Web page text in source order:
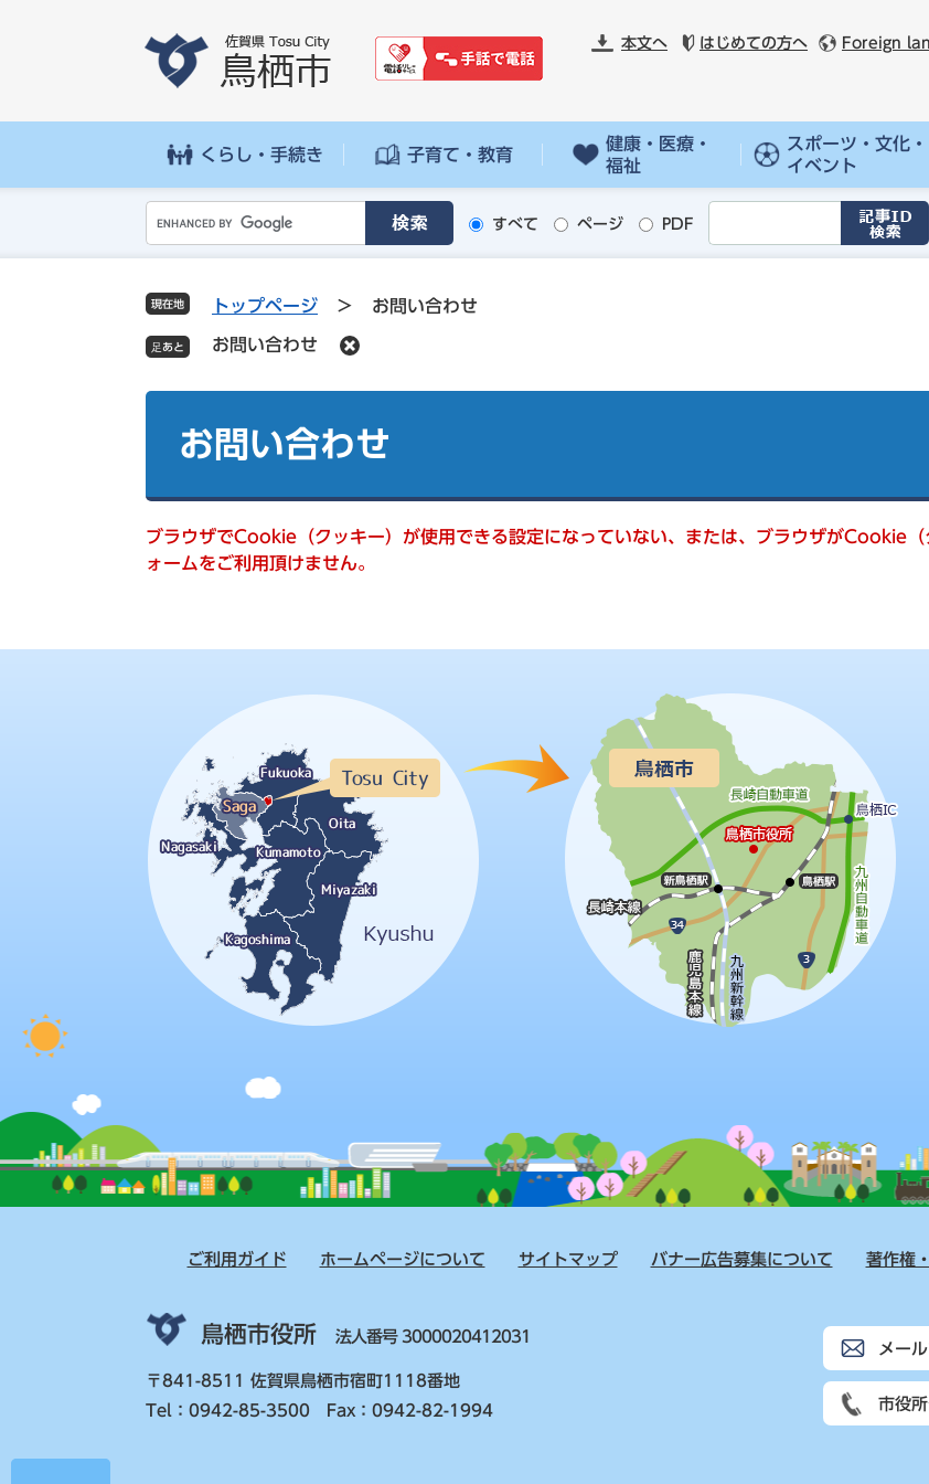
先
を
本文へ はじめての方へ Foreign
くらし・手続き 子育て・教育
健康・医療・
福祉
スポーツ・文化・
イベント
o
g
l
e
ス
索
すべて ページ PDF
現在地 トップページ > お問い合わせ
お問い合わせ
お問い合わせ
ブラウザでCookie（クッキー）が使用できる設定になっていない、または、ブラウザがCookie
ォームをご利用頂けません。
ご利用ガイド ホームページについて サイトマップ バナー広告募集について 著作権
鳥栖市役所 法人番号 3000020412031
〒841-8511 佐賀県鳥栖市宿町1118番地
Tel：0942-85-3500 Fax：0942-82-1994
メー
市役